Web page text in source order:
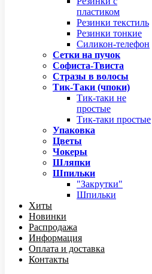
пластиком
Резинки текстиль
Резинки тонкие
Силикон-телефон
Сетки на пучок
Софиста-Твиста
Стразы в волосы
Тик-Таки (чпоки)
Тик-таки не
простые
Тик-таки простые
Упаковка
Цветы
Чокеры
Шляпки
Шпильки
"Закрутки"
Шпильки
Хиты
Новинки
Распродажа
Информация
Оплата и доставка
Контакты